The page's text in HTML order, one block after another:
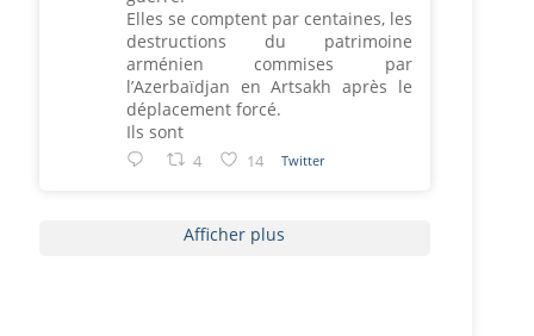
Elles se comptent par centaines, les
destructions du patrimoine
arménien commises par
l’Azerbaïdjan en Artsakh après le
déplacement forcé.
Ils sont
4 14 Twitter
Afficher plus